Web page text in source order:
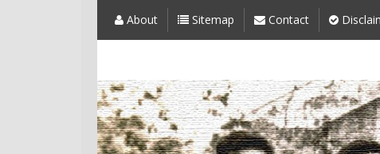
About Sitemap Contact